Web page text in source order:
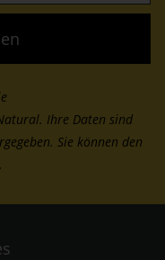
Ihre Daten sind
Sie können den